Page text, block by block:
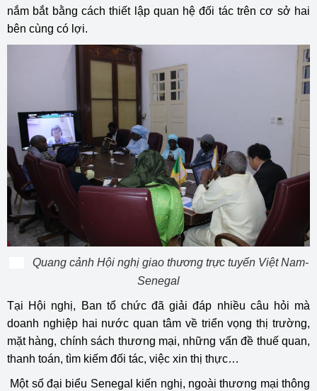
nắm bắt bằng cách thiết lập quan hệ đối tác trên cơ sở hai
bên cùng có lợi.
Quang cảnh Hội nghị giao thương trực tuyến Việt Nam-
Senegal
Tại Hội nghị, Ban tổ chức đã giải đáp nhiều câu hỏi mà
doanh nghiệp hai nước quan tâm về triển vọng thị trường,
mặt hàng, chính sách thương mại, những vấn đề thuế quan,
thanh toán, tìm kiếm đối tác, việc xin thị thực…
Một số đại biểu Senegal kiến nghị, ngoài thương mại thông